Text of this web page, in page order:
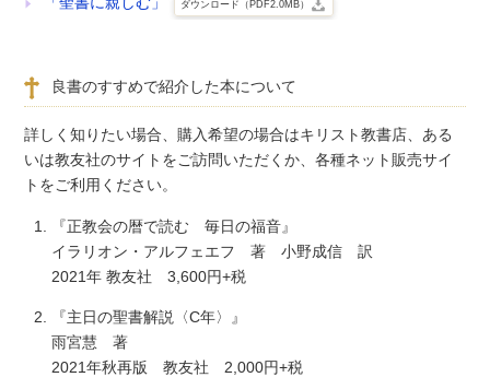
ダウンロード（PDF2.0MB）
良書のすすめで紹介した本について
詳しく知りたい場合、購入希望の場合はキリスト教書店、ある
いは教友社のサイトをご訪問いただくか、各種ネット販売サイ
トをご利用ください。
『正教会の暦で読む 毎日の福音』
イラリオン・アルフェエフ 著 小野成信 訳
2021年 教友社 3,600円+税
『主日の聖書解説〈C年〉』
雨宮慧 著
2021年秋再版 教友社 2,000円+税